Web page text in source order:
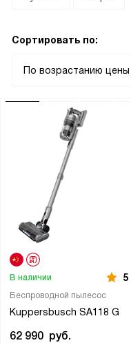
Сортировать по:
По возрастанию цены
Беспроводной пылесос
Kuppersbusch SA118 G
В наличии 5
62 990 руб.